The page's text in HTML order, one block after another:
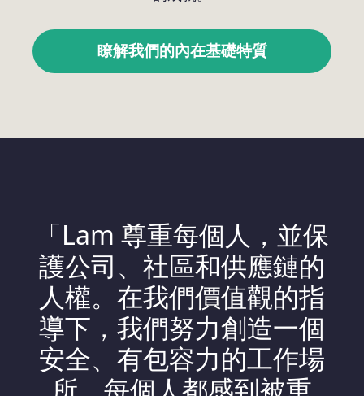
瞭解我們的內在基礎特質
「Lam 尊重每個人，並保
護公司、社區和供應鏈的
人權。在我們價值觀的指
導下，我們努力創造一個
安全、有包容力的工作場
所，每個人都感到被重